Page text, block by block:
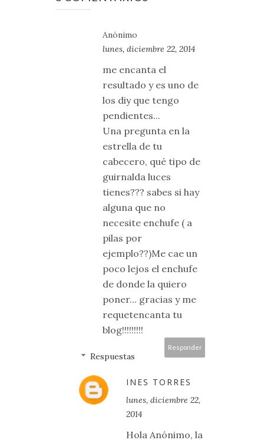
Anónimo
lunes, diciembre 22, 2014
me encanta el
resultado y es uno de
los diy que tengo
pendientes...
Una pregunta en la
estrella de tu
cabecero, qué tipo de
guirnalda luces
tienes??? sabes si hay
alguna que no
necesite enchufe ( a
pilas por
ejemplo??)Me cae un
poco lejos el enchufe
de donde la quiero
poner... gracias y me
requetencanta tu
blog!!!!!!!!!
Responder
Respuestas
INES TORRES
lunes, diciembre 22,
2014
Hola Anónimo, la